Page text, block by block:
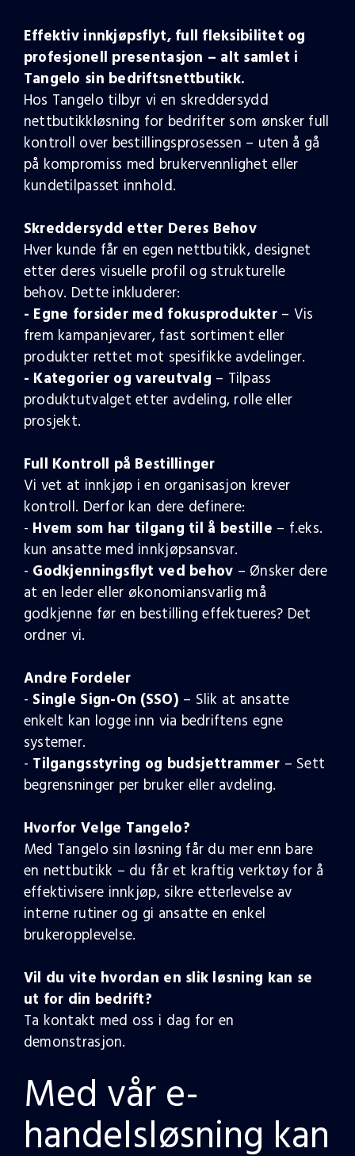
Med vår e-
handelsløsning kan
Effektiv innkjøpsflyt, full fleksibilitet og
profesjonell presentasjon – alt samlet i
Tangelo sin bedriftsnettbutikk.
Hos Tangelo tilbyr vi en skreddersydd
nettbutikkløsning for bedrifter som ønsker full
kontroll over bestillingsprosessen – uten å gå
på kompromiss med brukervennlighet eller
kundetilpasset innhold.
Skreddersydd etter Deres Behov
Hver kunde får en egen nettbutikk, designet
etter deres visuelle profil og strukturelle
behov. Dette inkluderer:
- Egne forsider med fokusprodukter – Vis
frem kampanjevarer, fast sortiment eller
produkter rettet mot spesifikke avdelinger.
- Kategorier og vareutvalg – Tilpass
produktutvalget etter avdeling, rolle eller
prosjekt.
Full Kontroll på Bestillinger
Vi vet at innkjøp i en organisasjon krever
kontroll. Derfor kan dere definere:
- Hvem som har tilgang til å bestille – f.eks.
kun ansatte med innkjøpsansvar.
- Godkjenningsflyt ved behov – Ønsker dere
at en leder eller økonomiansvarlig må
godkjenne før en bestilling effektueres? Det
ordner vi.
Andre Fordeler
- Single Sign-On (SSO) – Slik at ansatte
enkelt kan logge inn via bedriftens egne
systemer.
- Tilgangsstyring og budsjettrammer – Sett
begrensninger per bruker eller avdeling.
Hvorfor Velge Tangelo?
Med Tangelo sin løsning får du mer enn bare
en nettbutikk – du får et kraftig verktøy for å
effektivisere innkjøp, sikre etterlevelse av
interne rutiner og gi ansatte en enkel
brukeropplevelse.
Vil du vite hvordan en slik løsning kan se
ut for din bedrift?
Ta kontakt med oss i dag for en
demonstrasjon.